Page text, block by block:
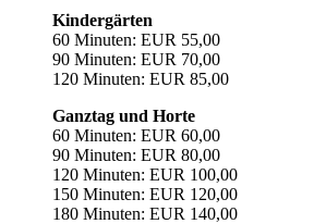
Kindergärten
60 Minuten: EUR 55,00
90 Minuten: EUR 70,00
120 Minuten: EUR 85,00
Ganztag und Horte
60 Minuten: EUR 60,00
90 Minuten: EUR 80,00
120 Minuten: EUR 100,00
150 Minuten: EUR 120,00
180 Minuten: EUR 140,00